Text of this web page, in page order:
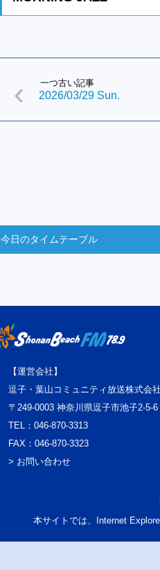
一つ古い記事
2026/03/29 Sun.
今日のタイムテーブル
【運営会社】
逗子・葉山コミュニティ放送株式会社
〒249-0003 神奈川県逗子市池子2-5-6
TEL：046-870-3313
FAX：046-870-3323
> お問い合わせ
本サイトでは、Internet